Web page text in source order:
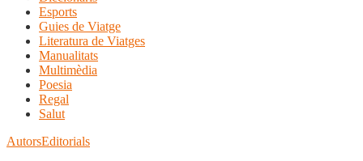
Esports
Guies de Viatge
Literatura de Viatges
Manualitats
Multimèdia
Poesia
Regal
Salut
AutorsEditorials